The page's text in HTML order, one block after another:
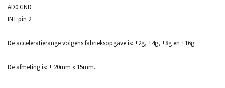
AD0 GND
INT pin 2
De acceleratierange volgens fabrieksopgave is: ±2g, ±4g, ±8g en ±16g.
De afmeting is: ± 20mm x 15mm.